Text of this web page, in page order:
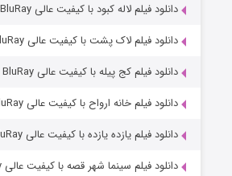
دانلود فیلم لاله کبود با کیفیت عالی BluRay
دانلود فیلم لاک پشت با کیفیت عالی BluRay
دانلود فیلم کج‌ پیله با کیفیت عالی BluRay
دانلود فیلم خانه ارواح با کیفیت عالی BluRay
دانلود فیلم یازده یازده با کیفیت عالی BluRay
دانلود فیلم سینما شهر قصه با کیفیت عالی BluRay